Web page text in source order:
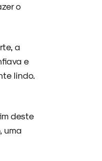
o
a
e
lindo.
deste
uma